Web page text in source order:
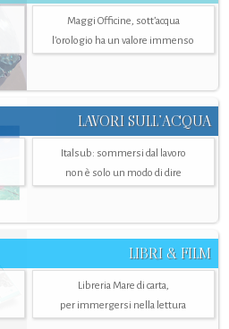
Maggi Officine, sott’acqua
l'orologio ha un valore immenso
LAVORI SULL’ACQUA
Italsub: sommersi dal lavoro
non è solo un modo di dire
LIBRI & FILM
Libreria Mare di carta,
per immergersi nella lettura